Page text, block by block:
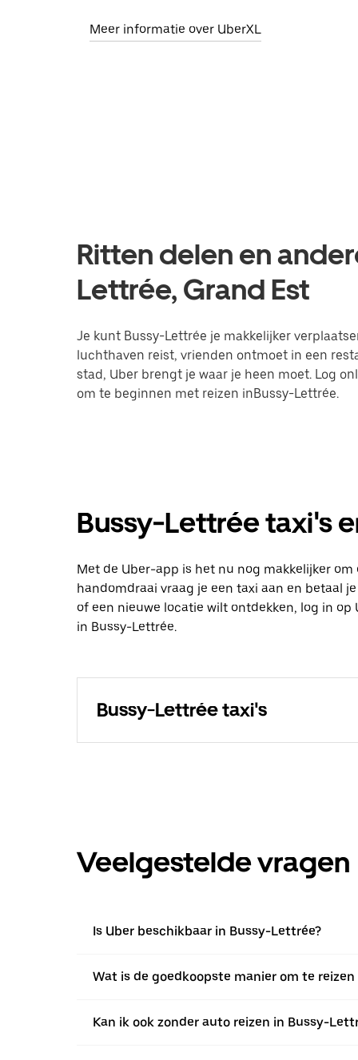
Meer informatie over UberXL
Ritten delen en
Lettrée, Grand Est
Je kunt Bussy-Lettrée je makkelijker
luchthaven reist, vrienden ontmoet in een
stad, Uber brengt je waar je heen moet. Log
om te beginnen met reizen inBussy-Lettrée.
Bussy-Lettrée taxi's
Met de Uber-app is het nu nog makkelijker
handomdraai vraag je een taxi aan en betaal
of een nieuwe locatie wilt ontdekken, log in
in Bussy-Lettrée.
Bussy-Lettrée taxi's
Veelgestelde vragen
Is Uber beschikbaar in Bussy-Lettrée?
Wat is de goedkoopste manier om te
Kan ik ook zonder auto reizen in Bussy-